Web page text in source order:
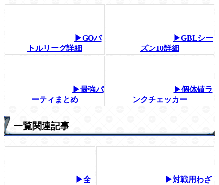
▶GOバ
トルリーグ詳細
▶GBLシー
ズン10詳細
▶最強パ
ーティまとめ
▶個体値ラ
ンクチェッカー
一覧関連記事
▶全
▶対戦用わざ